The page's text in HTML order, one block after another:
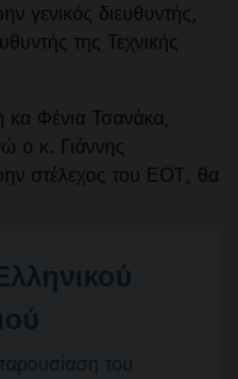
γενικός διευθυντής,
της Τεχνικής
κα Φένια Τσανάκα,
ο κ. Γιάννης
στέλεχος του ΕΟΤ, θα
του